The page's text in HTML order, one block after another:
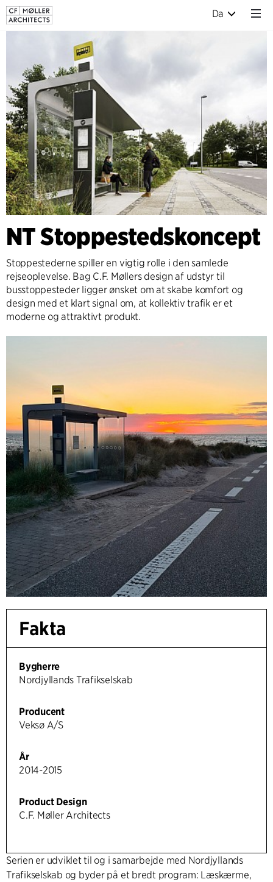
Da
NT Stoppestedskoncept
Stoppestederne spiller en vigtig rolle i den samlede
rejseoplevelse. Bag C.F. Møllers design af udstyr til
busstoppesteder ligger ønsket om at skabe komfort og
design med et klart signal om, at kollektiv trafik er et
moderne og attraktivt produkt.
Fakta
Bygherre
Nordjyllands Trafikselskab
Producent
Veksø A/S
År
2014-2015
Product Design
C.F. Møller Architects
Serien er udviklet til og i samarbejde med Nordjyllands
Trafikselskab og byder på et bredt program: Læskærme,